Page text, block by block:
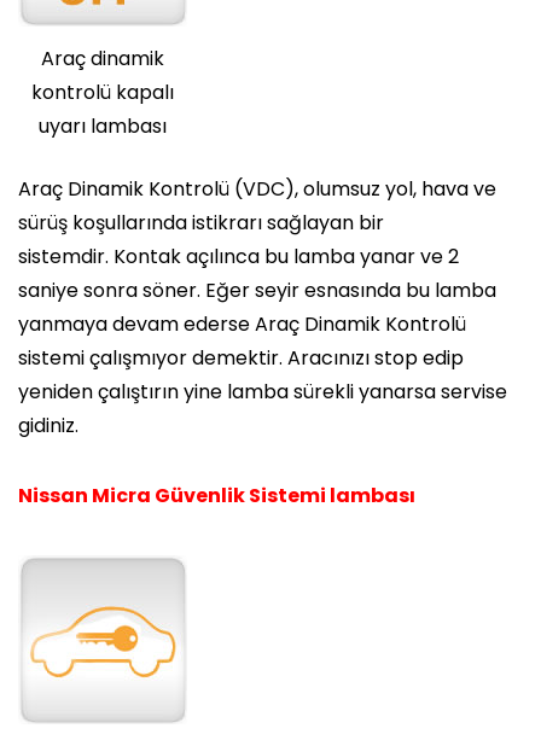
Araç dinamik
kontrolü kapalı
uyarı lambası
Araç Dinamik Kontrolü (VDC), olumsuz yol, hava ve
sürüş koşullarında istikrarı sağlayan bir
sistemdir. Kontak açılınca bu lamba yanar ve 2
saniye sonra söner. Eğer seyir esnasında bu lamba
yanmaya devam ederse Araç Dinamik Kontrolü
sistemi çalışmıyor demektir. Aracınızı stop edip
yeniden çalıştırın yine lamba sürekli yanarsa servise
gidiniz.
Nissan Micra Güvenlik Sistemi lambası